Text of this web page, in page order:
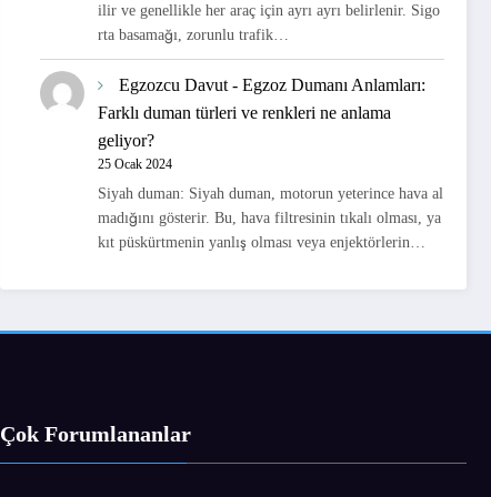
ilir ve genellikle her araç için ayrı ayrı belirlenir. Sigo
rta basamağı, zorunlu trafik…
Egzozcu Davut-Egzoz Dumanı Anlamları:
Farklı duman türleri ve renkleri ne anlama
geliyor?
25 Ocak 2024
Siyah duman: Siyah duman, motorun yeterince hava al
madığını gösterir. Bu, hava filtresinin tıkalı olması, ya
kıt püskürtmenin yanlış olması veya enjektörlerin…
Çok Forumlananlar